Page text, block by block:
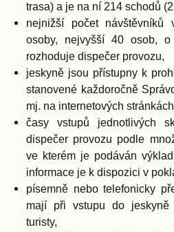
trasa) a je na ní 214 schodů
nejnižší počet
osoby, nejvyšší 40 osob,
rozhoduje dispečer provozu,
jeskyně jsou přístupny k
stanovené každoročně
mj. na internetových
časy vstupů jednotlivých
dispečer provozu podle
ve kterém je podáván
informace je k dispozici v
písemně nebo telefonicky
mají při vstupu do jeskyně
turisty,